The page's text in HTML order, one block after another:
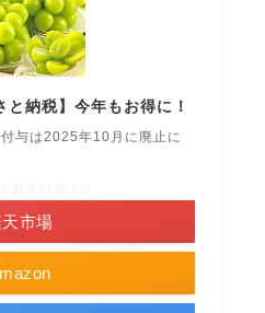
納税】今年もお得に！
与は2025年10月に廃止に
市場